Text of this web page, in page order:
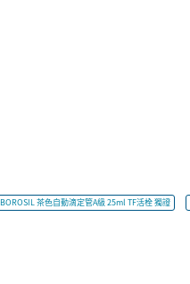
BOROSIL 茶色自動滴定管A級 25ml TF活栓 獨證